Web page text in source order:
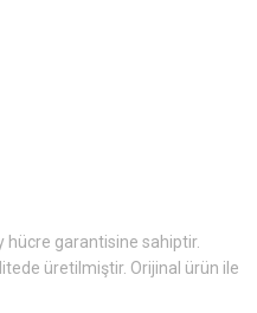
hücre garantisine sahiptir.
üretilmiştir. Orijinal ürün ile